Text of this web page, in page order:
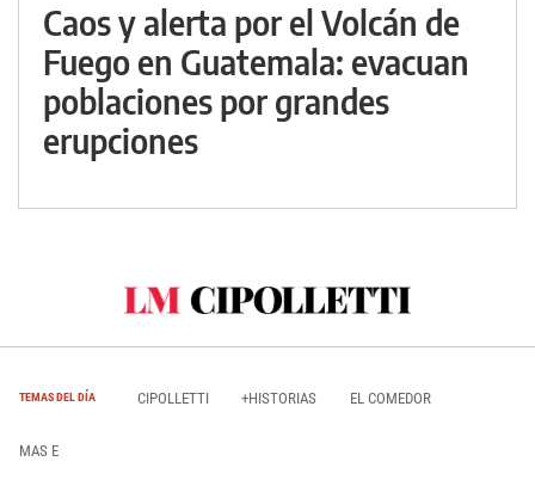
Caos y alerta por el Volcán de
Fuego en Guatemala: evacuan
poblaciones por grandes
erupciones
TEMAS DEL DÍA CIPOLLETTI +HISTORIAS EL COMEDOR
MAS E